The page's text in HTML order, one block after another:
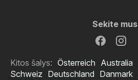
Sekite mus
Kitos šalys: Österreich Australia
Schweiz Deutschland Danmark